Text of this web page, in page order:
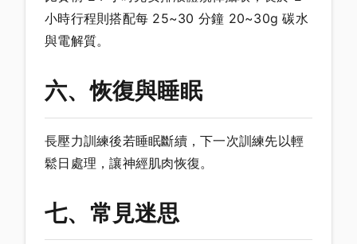
小時行程則搭配每 25~30 分鐘 20~30g 碳水
與電解質。
六、恢復與睡眠
長壓力訓練後若睡眠斷續，下一次訓練先以輕
鬆日處理，讓神經肌肉恢復。
七、常見迷思